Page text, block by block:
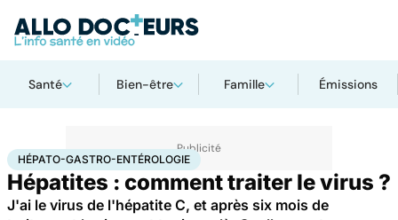
Santé Bien-être Famille Émissions
AccueilSantéMaladiesHépato-gastro-entérologie
HÉPATO-GASTRO-ENTÉROLOGIE
Hépatites : comment traiter le virus ?
J'ai le virus de l'hépatite C, et après six mois de